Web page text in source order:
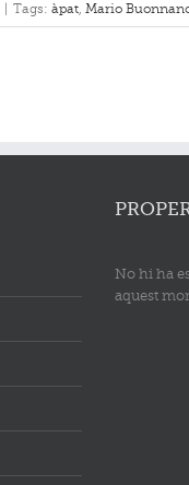
Tags: àpat, Mario
No hi ha
aquest